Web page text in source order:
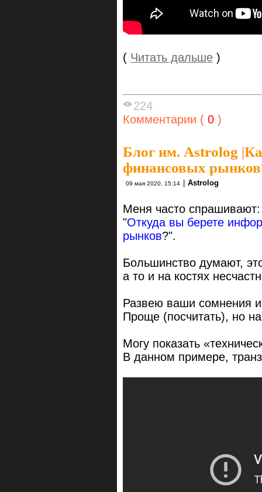
( Читать дальше )
224
Комментарии ( 0 )
Блог им. Astrolog |
финансовых
09 мая 2020, 15:14 | Astrolog
Меня часто спрашивают:
"Откуда вы берете
рынков?".
Большинство думают,
а то и на костях
Развею ваши сомнения
Проще (посчитать), но
Могу показать
В данном примере,